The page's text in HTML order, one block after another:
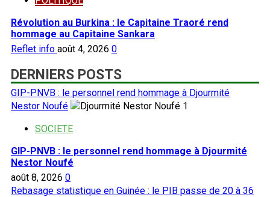
Révolution au Burkina : le Capitaine Traoré rend
hommage au Capitaine Sankara
Reflet info août 4, 2026 0
DERNIERS POSTS
GIP-PNVB : le personnel rend hommage à Djourmité
Nestor Noufé
1
SOCIETE
GIP-PNVB : le personnel rend hommage à Djourmité
Nestor Noufé
août 8, 2026 0
Rebasage statistique en Guinée : le PIB passe de 20 à 36